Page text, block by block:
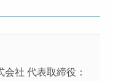
社 代表取締役：